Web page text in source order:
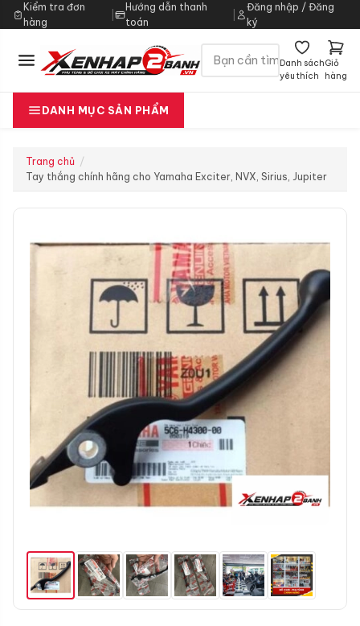
Kiểm tra đơn
hàng
|
Hướng dẫn thanh
toán
Đăng nhập / Đăng
ký
Danh sách
yêu thích
Giỏ
hàng
DANH MỤC SẢN PHẨM
Trang chủ
Tay thắng chính hãng cho Yamaha Exciter, NVX, Sirius, Jupiter